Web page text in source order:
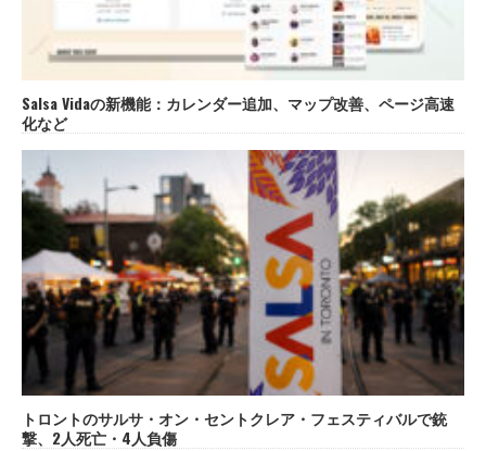
Salsa Vidaの新機能：カレンダー追加、マップ改善、ページ高速
化など
トロントのサルサ・オン・セントクレア・フェスティバルで銃
撃、2人死亡・4人負傷